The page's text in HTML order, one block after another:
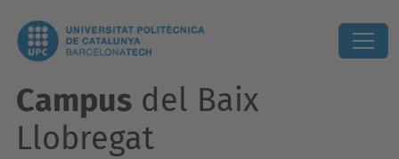
Campus del Baix
Llobregat